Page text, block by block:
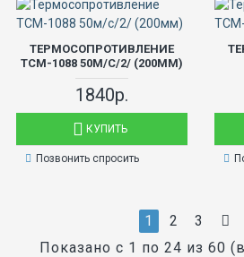
ТЕРМОСОПРОТИВЛЕНИЕ
ТСМ-1088 50М/С/2/ (200ММ)
1840р.
КУПИТЬ
Позвонить спросить
1 2
3
Показано с 1 по 24 из 60